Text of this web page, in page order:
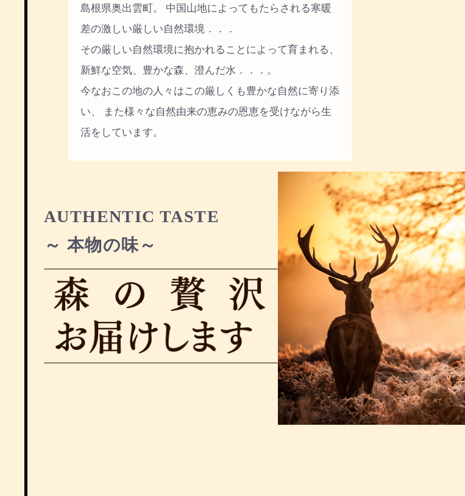
島根県奥出雲町。 中国山地によってもたらされる寒暖
差の激しい厳しい自然環境．．．
その厳しい自然環境に抱かれることによって育まれる、
新鮮な空気、豊かな森、澄んだ水．．．。
今なおこの地の人々はこの厳しくも豊かな自然に寄り添
い、 また様々な自然由来の恵みの恩恵を受けながら生
活をしています。
AUTHENTIC TASTE
～ 本物の味～